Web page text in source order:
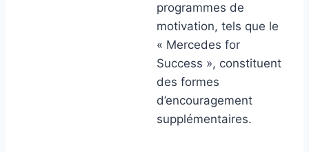
programmes de
motivation, tels que le
« Mercedes for
Success », constituent
des formes
d’encouragement
supplémentaires.